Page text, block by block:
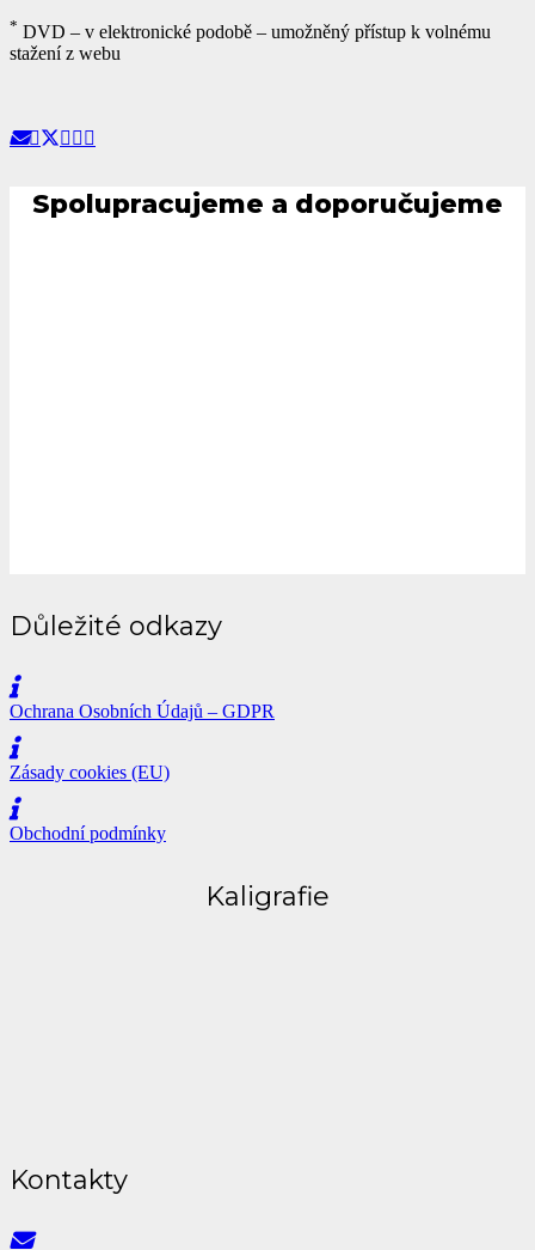
* DVD – v elektronické podobě – umožněný přístup k volnému
stažení z webu
Spolupracujeme a doporučujeme
Důležité odkazy
Ochrana Osobních Údajů – GDPR
Zásady cookies (EU)
Obchodní podmínky
Kaligrafie
Kontakty